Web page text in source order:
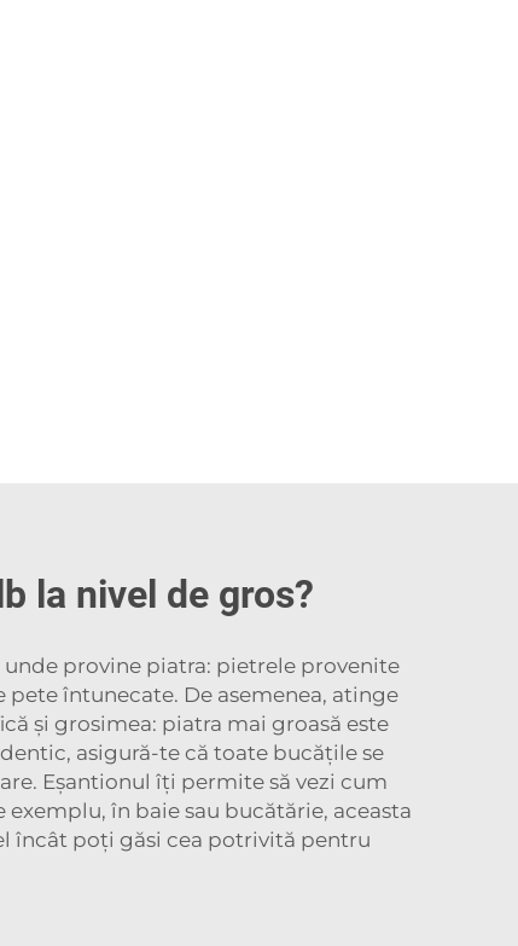
la nivel de gros?
provine piatra: pietrele provenite
întunecate. De asemenea, atinge
și grosimea: piatra mai groasă este
asigură-te că toate bucățile se
Eșantionul îți permite să vezi cum
în baie sau bucătărie, aceasta
încât poți găsi cea potrivită pentru